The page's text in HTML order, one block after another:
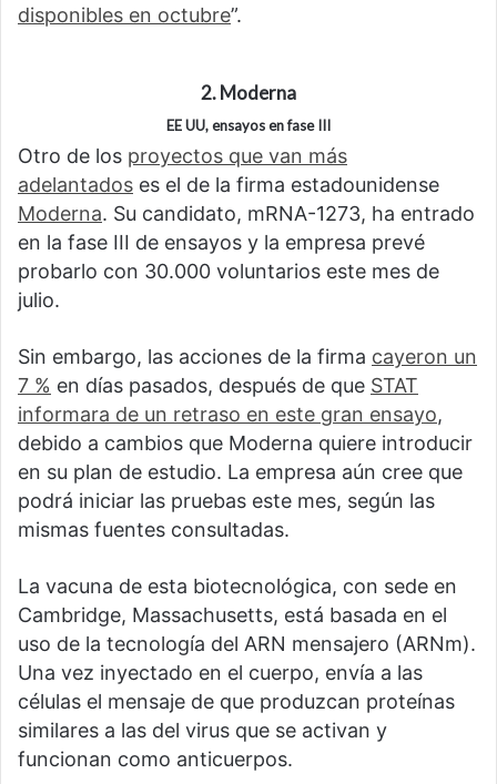
disponibles en octubre”.
2. Moderna
EE UU, ensayos en fase III
Otro de los proyectos que van más
adelantados es el de la firma estadounidense
Moderna. Su candidato, mRNA-1273, ha entrado
en la fase III de ensayos y la empresa prevé
probarlo con 30.000 voluntarios este mes de
julio.
Sin embargo, las acciones de la firma cayeron un
7 % en días pasados, después de que STAT
informara de un retraso en este gran ensayo,
debido a cambios que Moderna quiere introducir
en su plan de estudio. La empresa aún cree que
podrá iniciar las pruebas este mes, según las
mismas fuentes consultadas.
La vacuna de esta biotecnológica, con sede en
Cambridge, Massachusetts, está basada en el
uso de la tecnología del ARN mensajero (ARNm).
Una vez inyectado en el cuerpo, envía a las
células el mensaje de que produzcan proteínas
similares a las del virus que se activan y
funcionan como anticuerpos.